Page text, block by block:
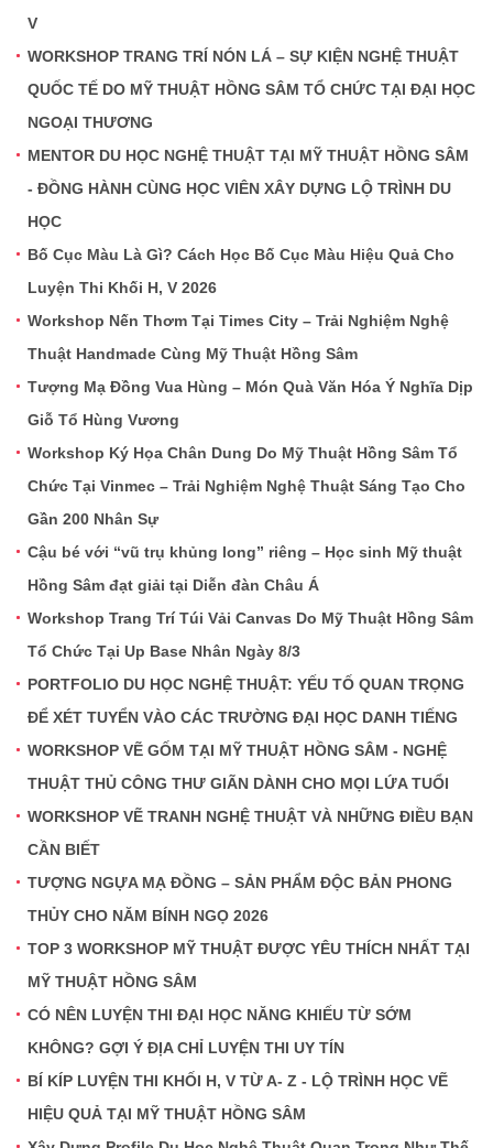
V
WORKSHOP TRANG TRÍ NÓN LÁ – SỰ KIỆN NGHỆ THUẬT
QUỐC TẾ DO MỸ THUẬT HỒNG SÂM TỔ CHỨC TẠI ĐẠI HỌC
NGOẠI THƯƠNG
MENTOR DU HỌC NGHỆ THUẬT TẠI MỸ THUẬT HỒNG SÂM
- ĐỒNG HÀNH CÙNG HỌC VIÊN XÂY DỰNG LỘ TRÌNH DU
HỌC
Bố Cục Màu Là Gì? Cách Học Bố Cục Màu Hiệu Quả Cho
Luyện Thi Khối H, V 2026
Workshop Nến Thơm Tại Times City – Trải Nghiệm Nghệ
Thuật Handmade Cùng Mỹ Thuật Hồng Sâm
Tượng Mạ Đồng Vua Hùng – Món Quà Văn Hóa Ý Nghĩa Dịp
Giỗ Tổ Hùng Vương
Workshop Ký Họa Chân Dung Do Mỹ Thuật Hồng Sâm Tổ
Chức Tại Vinmec – Trải Nghiệm Nghệ Thuật Sáng Tạo Cho
Gần 200 Nhân Sự
Cậu bé với “vũ trụ khủng long” riêng – Học sinh Mỹ thuật
Hồng Sâm đạt giải tại Diễn đàn Châu Á
Workshop Trang Trí Túi Vải Canvas Do Mỹ Thuật Hồng Sâm
Tổ Chức Tại Up Base Nhân Ngày 8/3
PORTFOLIO DU HỌC NGHỆ THUẬT: YẾU TỐ QUAN TRỌNG
ĐỂ XÉT TUYỂN VÀO CÁC TRƯỜNG ĐẠI HỌC DANH TIẾNG
WORKSHOP VẼ GỐM TẠI MỸ THUẬT HỒNG SÂM - NGHỆ
THUẬT THỦ CÔNG THƯ GIÃN DÀNH CHO MỌI LỨA TUỔI
WORKSHOP VẼ TRANH NGHỆ THUẬT VÀ NHỮNG ĐIỀU BẠN
CẦN BIẾT
TƯỢNG NGỰA MẠ ĐỒNG – SẢN PHẨM ĐỘC BẢN PHONG
THỦY CHO NĂM BÍNH NGỌ 2026
TOP 3 WORKSHOP MỸ THUẬT ĐƯỢC YÊU THÍCH NHẤT TẠI
MỸ THUẬT HỒNG SÂM
CÓ NÊN LUYỆN THI ĐẠI HỌC NĂNG KHIẾU TỪ SỚM
KHÔNG? GỢI Ý ĐỊA CHỈ LUYỆN THI UY TÍN
BÍ KÍP LUYỆN THI KHỐI H, V TỪ A- Z - LỘ TRÌNH HỌC VẼ
HIỆU QUẢ TẠI MỸ THUẬT HỒNG SÂM